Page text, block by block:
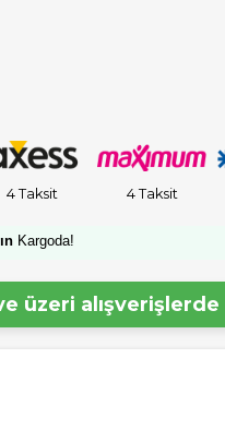
4 Taksit 4 Taksit
Kargoda!
üzeri alışverişlerde